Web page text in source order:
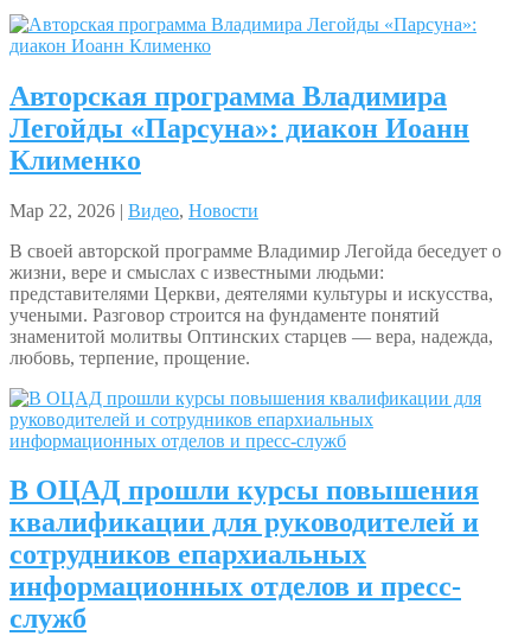
Авторская программа Владимира
Легойды «Парсуна»: диакон Иоанн
Клименко
Мар 22, 2026 | Видео, Новости
В своей авторской программе Владимир Легойда беседует о
жизни, вере и смыслах с известными людьми:
представителями Церкви, деятелями культуры и искусства,
учеными. Разговор строится на фундаменте понятий
знаменитой молитвы Оптинских старцев — вера, надежда,
любовь, терпение, прощение.
В ОЦАД прошли курсы повышения
квалификации для руководителей и
сотрудников епархиальных
информационных отделов и пресс-
служб